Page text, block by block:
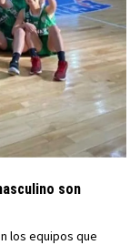
son
los equipos que